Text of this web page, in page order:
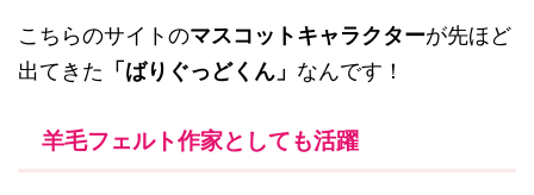
こちらのサイトのマスコットキャラクターが先ほど
出てきた 「ばりぐっどくん」 なんです！
羊毛フェルト作家としても活躍